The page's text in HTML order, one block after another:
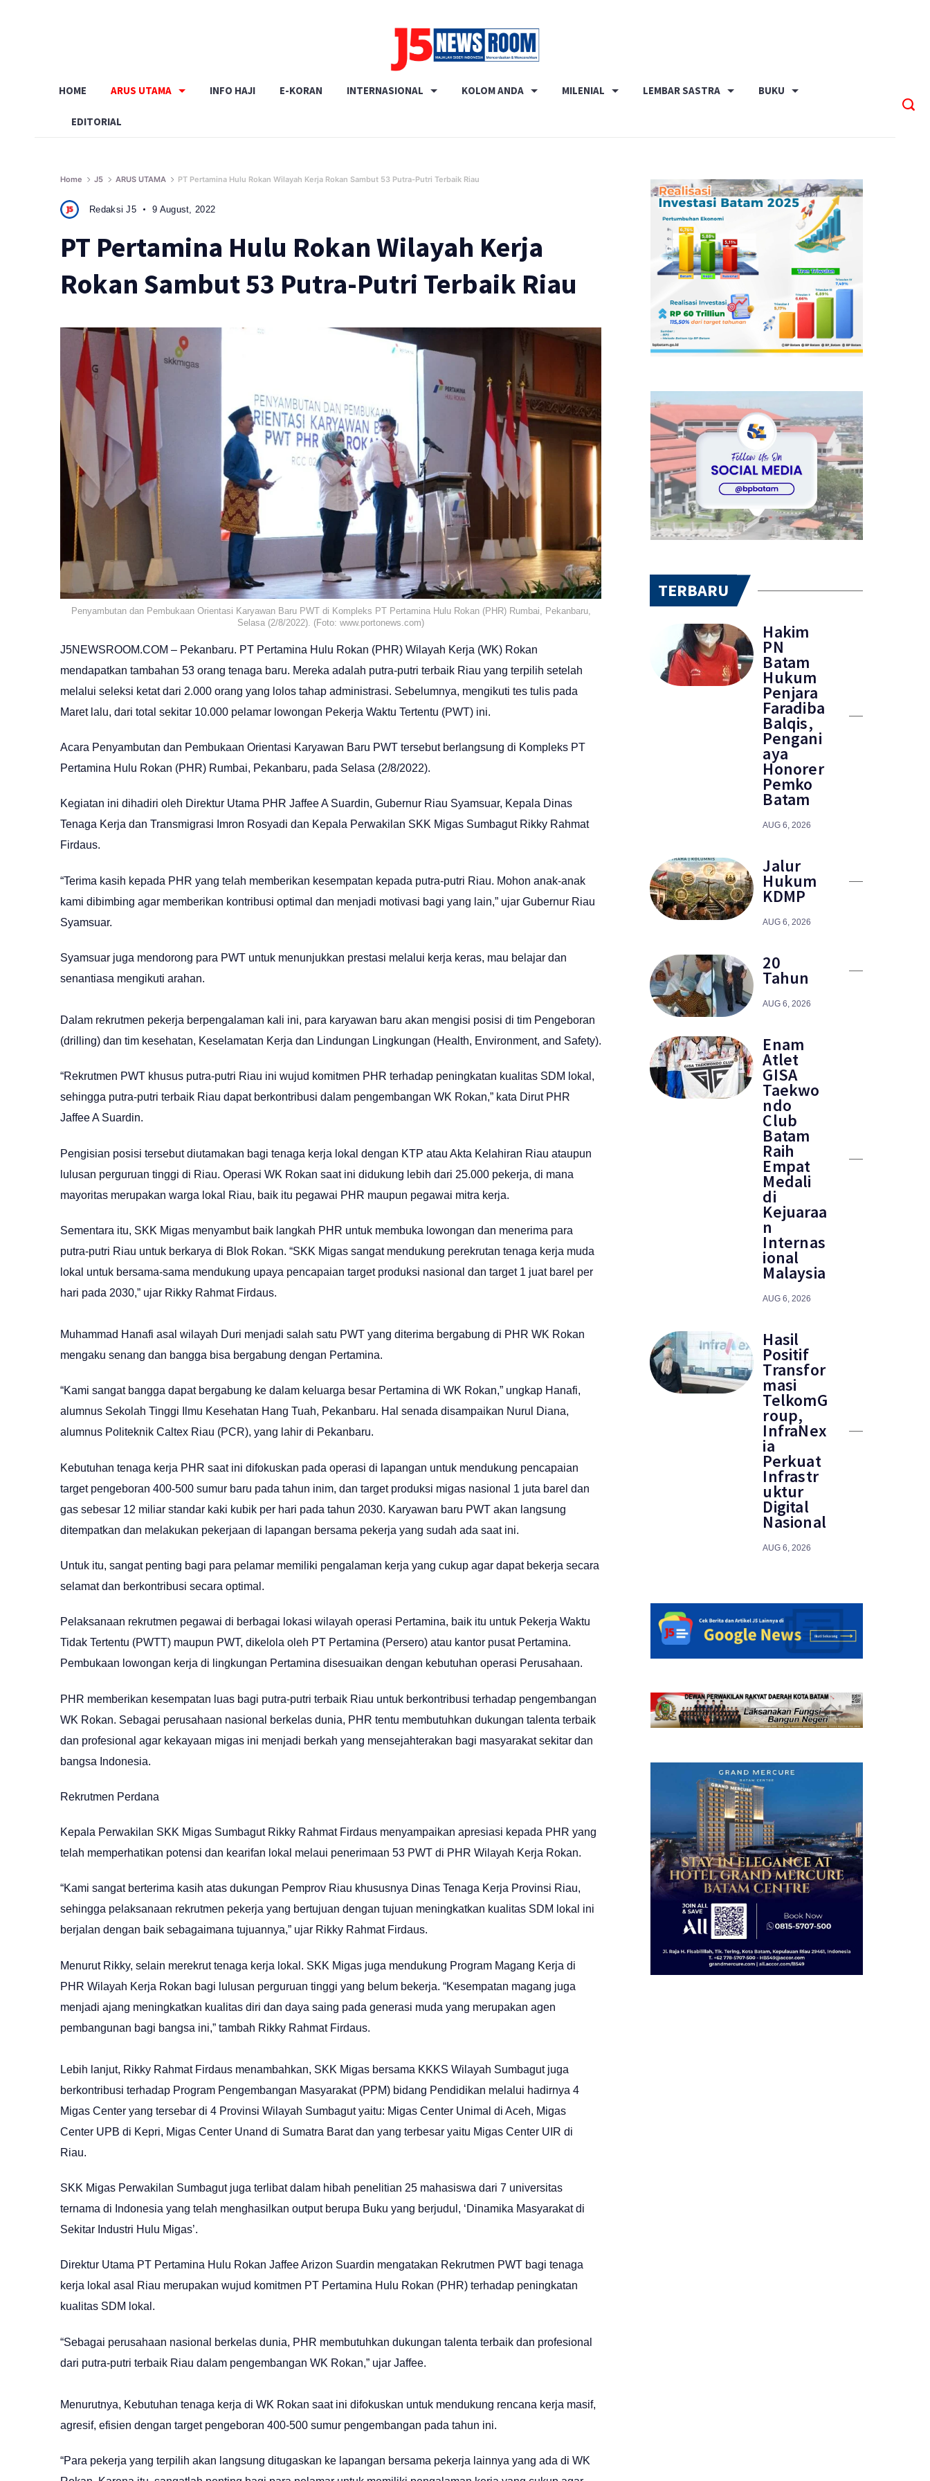
Terverifikasi
HOME ARUS UTAMA INFO HAJI E-KORAN INTERNASIONAL KOLOM ANDA MILENIAL LEMBAR SASTRA BUKU
EDITORIAL
Home J5 ARUS UTAMA PT Pertamina Hulu Rokan Wilayah Kerja Rokan Sambut 53 Putra-Putri Terbaik Riau
Redaksi J5 9 August, 2022
PT Pertamina Hulu Rokan Wilayah Kerja
Rokan Sambut 53 Putra-Putri Terbaik Riau
Penyambutan dan Pembukaan Orientasi Karyawan Baru PWT di Kompleks PT Pertamina Hulu Rokan (PHR) Rumbai, Pekanbaru,
Selasa (2/8/2022). (Foto: www.portonews.com)
J5NEWSROOM.COM – Pekanbaru. PT Pertamina Hulu Rokan (PHR) Wilayah Kerja (WK) Rokan
mendapatkan tambahan 53 orang tenaga baru. Mereka adalah putra-putri terbaik Riau yang terpilih setelah
melalui seleksi ketat dari 2.000 orang yang lolos tahap administrasi. Sebelumnya, mengikuti tes tulis pada
Maret lalu, dari total sekitar 10.000 pelamar lowongan Pekerja Waktu Tertentu (PWT) ini.
Acara Penyambutan dan Pembukaan Orientasi Karyawan Baru PWT tersebut berlangsung di Kompleks PT
Pertamina Hulu Rokan (PHR) Rumbai, Pekanbaru, pada Selasa (2/8/2022).
Kegiatan ini dihadiri oleh Direktur Utama PHR Jaffee A Suardin, Gubernur Riau Syamsuar, Kepala Dinas
Tenaga Kerja dan Transmigrasi Imron Rosyadi dan Kepala Perwakilan SKK Migas Sumbagut Rikky Rahmat
Firdaus.
“Terima kasih kepada PHR yang telah memberikan kesempatan kepada putra-putri Riau. Mohon anak-anak
kami dibimbing agar memberikan kontribusi optimal dan menjadi motivasi bagi yang lain,” ujar Gubernur Riau
Syamsuar.
Syamsuar juga mendorong para PWT untuk menunjukkan prestasi melalui kerja keras, mau belajar dan
senantiasa mengikuti arahan.
Dalam rekrutmen pekerja berpengalaman kali ini, para karyawan baru akan mengisi posisi di tim Pengeboran
(drilling) dan tim kesehatan, Keselamatan Kerja dan Lindungan Lingkungan (Health, Environment, and Safety).
“Rekrutmen PWT khusus putra-putri Riau ini wujud komitmen PHR terhadap peningkatan kualitas SDM lokal,
sehingga putra-putri terbaik Riau dapat berkontribusi dalam pengembangan WK Rokan,” kata Dirut PHR
Jaffee A Suardin.
Pengisian posisi tersebut diutamakan bagi tenaga kerja lokal dengan KTP atau Akta Kelahiran Riau ataupun
lulusan perguruan tinggi di Riau. Operasi WK Rokan saat ini didukung lebih dari 25.000 pekerja, di mana
mayoritas merupakan warga lokal Riau, baik itu pegawai PHR maupun pegawai mitra kerja.
Sementara itu, SKK Migas menyambut baik langkah PHR untuk membuka lowongan dan menerima para
putra-putri Riau untuk berkarya di Blok Rokan. “SKK Migas sangat mendukung perekrutan tenaga kerja muda
lokal untuk bersama-sama mendukung upaya pencapaian target produksi nasional dan target 1 juat barel per
hari pada 2030,” ujar Rikky Rahmat Firdaus.
Muhammad Hanafi asal wilayah Duri menjadi salah satu PWT yang diterima bergabung di PHR WK Rokan
mengaku senang dan bangga bisa bergabung dengan Pertamina.
“Kami sangat bangga dapat bergabung ke dalam keluarga besar Pertamina di WK Rokan,” ungkap Hanafi,
alumnus Sekolah Tinggi Ilmu Kesehatan Hang Tuah, Pekanbaru. Hal senada disampaikan Nurul Diana,
alumnus Politeknik Caltex Riau (PCR), yang lahir di Pekanbaru.
Kebutuhan tenaga kerja PHR saat ini difokuskan pada operasi di lapangan untuk mendukung pencapaian
target pengeboran 400-500 sumur baru pada tahun inim, dan target produksi migas nasional 1 juta barel dan
gas sebesar 12 miliar standar kaki kubik per hari pada tahun 2030. Karyawan baru PWT akan langsung
ditempatkan dan melakukan pekerjaan di lapangan bersama pekerja yang sudah ada saat ini.
Untuk itu, sangat penting bagi para pelamar memiliki pengalaman kerja yang cukup agar dapat bekerja secara
selamat dan berkontribusi secara optimal.
Pelaksanaan rekrutmen pegawai di berbagai lokasi wilayah operasi Pertamina, baik itu untuk Pekerja Waktu
Tidak Tertentu (PWTT) maupun PWT, dikelola oleh PT Pertamina (Persero) atau kantor pusat Pertamina.
Pembukaan lowongan kerja di lingkungan Pertamina disesuaikan dengan kebutuhan operasi Perusahaan.
PHR memberikan kesempatan luas bagi putra-putri terbaik Riau untuk berkontribusi terhadap pengembangan
WK Rokan. Sebagai perusahaan nasional berkelas dunia, PHR tentu membutuhkan dukungan talenta terbaik
dan profesional agar kekayaan migas ini menjadi berkah yang mensejahterakan bagi masyarakat sekitar dan
bangsa Indonesia.
Rekrutmen Perdana
Kepala Perwakilan SKK Migas Sumbagut Rikky Rahmat Firdaus menyampaikan apresiasi kepada PHR yang
telah memperhatikan potensi dan kearifan lokal melaui penerimaan 53 PWT di PHR Wilayah Kerja Rokan.
“Kami sangat berterima kasih atas dukungan Pemprov Riau khususnya Dinas Tenaga Kerja Provinsi Riau,
sehingga pelaksanaan rekrutmen pekerja yang bertujuan dengan tujuan meningkatkan kualitas SDM lokal ini
berjalan dengan baik sebagaimana tujuannya,” ujar Rikky Rahmat Firdaus.
Menurut Rikky, selain merekrut tenaga kerja lokal. SKK Migas juga mendukung Program Magang Kerja di
PHR Wilayah Kerja Rokan bagi lulusan perguruan tinggi yang belum bekerja. “Kesempatan magang juga
menjadi ajang meningkatkan kualitas diri dan daya saing pada generasi muda yang merupakan agen
pembangunan bagi bangsa ini,” tambah Rikky Rahmat Firdaus.
Lebih lanjut, Rikky Rahmat Firdaus menambahkan, SKK Migas bersama KKKS Wilayah Sumbagut juga
berkontribusi terhadap Program Pengembangan Masyarakat (PPM) bidang Pendidikan melalui hadirnya 4
Migas Center yang tersebar di 4 Provinsi Wilayah Sumbagut yaitu: Migas Center Unimal di Aceh, Migas
Center UPB di Kepri, Migas Center Unand di Sumatra Barat dan yang terbesar yaitu Migas Center UIR di
Riau.
SKK Migas Perwakilan Sumbagut juga terlibat dalam hibah penelitian 25 mahasiswa dari 7 universitas
ternama di Indonesia yang telah menghasilkan output berupa Buku yang berjudul, ‘Dinamika Masyarakat di
Sekitar Industri Hulu Migas’.
Direktur Utama PT Pertamina Hulu Rokan Jaffee Arizon Suardin mengatakan Rekrutmen PWT bagi tenaga
kerja lokal asal Riau merupakan wujud komitmen PT Pertamina Hulu Rokan (PHR) terhadap peningkatan
kualitas SDM lokal.
“Sebagai perusahaan nasional berkelas dunia, PHR membutuhkan dukungan talenta terbaik dan profesional
dari putra-putri terbaik Riau dalam pengembangan WK Rokan,” ujar Jaffee.
Menurutnya, Kebutuhan tenaga kerja di WK Rokan saat ini difokuskan untuk mendukung rencana kerja masif,
agresif, efisien dengan target pengeboran 400-500 sumur pengembangan pada tahun ini.
“Para pekerja yang terpilih akan langsung ditugaskan ke lapangan bersama pekerja lainnya yang ada di WK
TERBARU
Hakim
PN
Batam
Hukum
Penjara
Faradiba
Balqis,
Pengani
aya
Honorer
Pemko
Batam
AUG 6, 2026
Jalur
Hukum
KDMP
AUG 6, 2026
20
Tahun
AUG 6, 2026
Enam
Atlet
GISA
Taekwo
ndo
Club
Batam
Raih
Empat
Medali
di
Kejuaraa
n
Internas
ional
Malaysia
AUG 6, 2026
Hasil
Positif
Transfor
masi
TelkomG
roup,
InfraNex
ia
Perkuat
Infrastr
uktur
Digital
Nasional
AUG 6, 2026